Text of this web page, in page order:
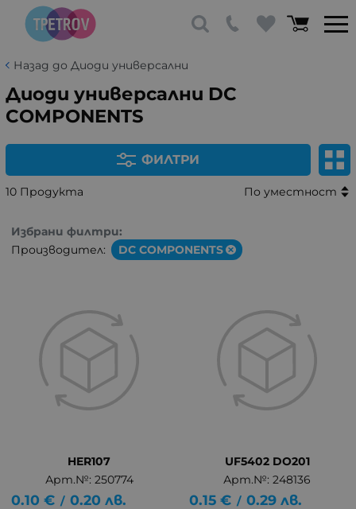
Назад до Диоди универсални
Диоди универсални DC
COMPONENTS
ФИЛТРИ
10 Продукта По уместност
Избрани филтри:
Производител:
DC COMPONENTS
HER107
Арт.№: 250774
0.10 € / 0.20 лв.
UF5402 DO201
Арт.№: 248136
0.15 € / 0.29 лв.